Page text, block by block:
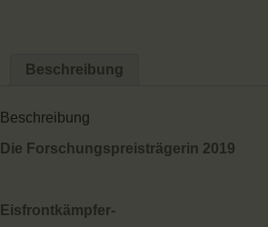
Beschreibung
Beschreibung
Die Forschungspreisträgerin 2019
Eisfrontkämpfer-